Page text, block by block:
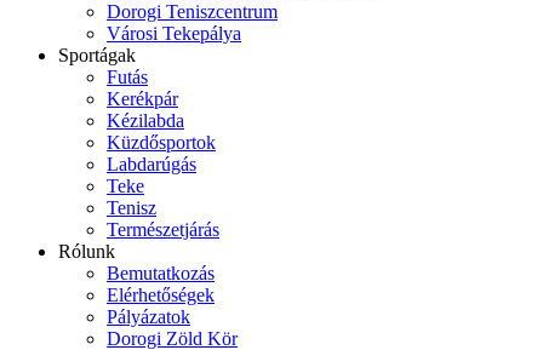
Dorogi Teniszcentrum
Városi Tekepálya
Sportágak
Futás
Kerékpár
Kézilabda
Küzdősportok
Labdarúgás
Teke
Tenisz
Természetjárás
Rólunk
Bemutatkozás
Elérhetőségek
Pályázatok
Dorogi Zöld Kör